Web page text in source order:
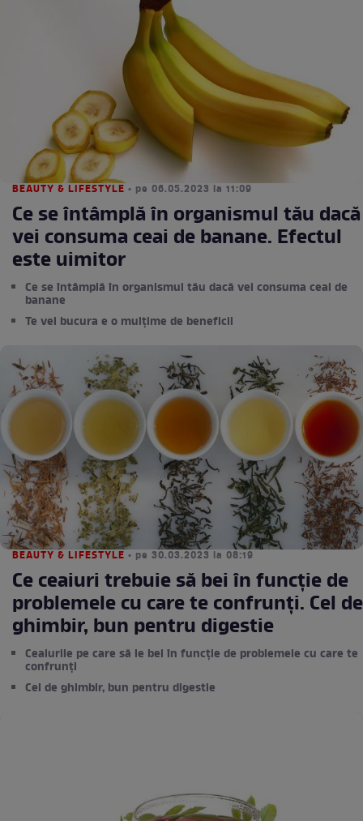
BEAUTY & LIFESTYLE • pe 06.05.2023 la 11:09
Ce se întâmplă în organismul tău dacă
vei consuma ceai de banane. Efectul
este uimitor
Ce se întâmplă în organismul tău dacă vei consuma ceai de
banane
Te vei bucura e o mulțime de beneficii
BEAUTY & LIFESTYLE • pe 30.03.2023 la 08:19
Ce ceaiuri trebuie să bei în funcție de
problemele cu care te confrunți. Cel de
ghimbir, bun pentru digestie
Ceaiurile pe care să le bei în funcție de problemele cu care te
confrunți
Cel de ghimbir, bun pentru digestie